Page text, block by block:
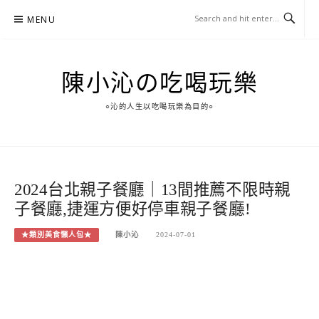
MENU
陳小沁の吃喝玩樂
○沁的人生以吃喝玩樂為目的○
2024台北親子餐廳｜13間推薦不限時親
子餐廳,捷運方便好停車親子餐廳!
★類別美食懶人包★ 陳小沁 2024-07-01